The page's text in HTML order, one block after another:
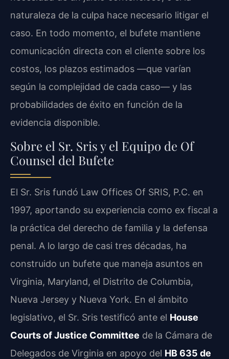
naturaleza de la culpa hace necesario litigar el
caso. En todo momento, el bufete mantiene
comunicación directa con el cliente sobre los
costos, los plazos estimados —que varían
según la complejidad de cada caso— y las
probabilidades de éxito en función de la
evidencia disponible.
Sobre el Sr. Sris y el Equipo de Of
Counsel del Bufete
El Sr. Sris fundó Law Offices Of SRIS, P.C. en
1997, aportando su experiencia como ex fiscal a
la práctica del derecho de familia y la defensa
penal. A lo largo de casi tres décadas, ha
construido un bufete que maneja asuntos en
Virginia, Maryland, el Distrito de Columbia,
Nueva Jersey y Nueva York. En el ámbito
legislativo, el Sr. Sris testificó ante el House
Courts of Justice Committee de la Cámara de
Delegados de Virginia en apoyo del HB 635 de